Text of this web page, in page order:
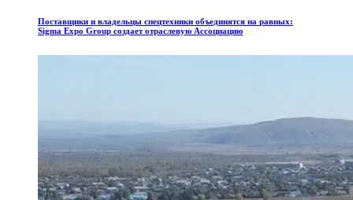
Поставщики и владельцы спецтехники объединятся на равных:
Sigma Expo Group создает отраслевую Ассоциацию